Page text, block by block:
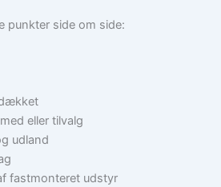
punkter side om side:
eller tilvalg
udland
fastmonteret udstyr